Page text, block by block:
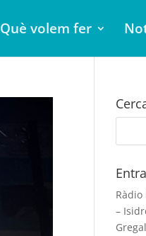
Què volem fer
Ràdio
–